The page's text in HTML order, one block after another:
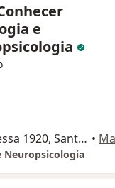
e
Avenida Doutor Pedro Lessa 1920, Santos •
Neuropsicologia